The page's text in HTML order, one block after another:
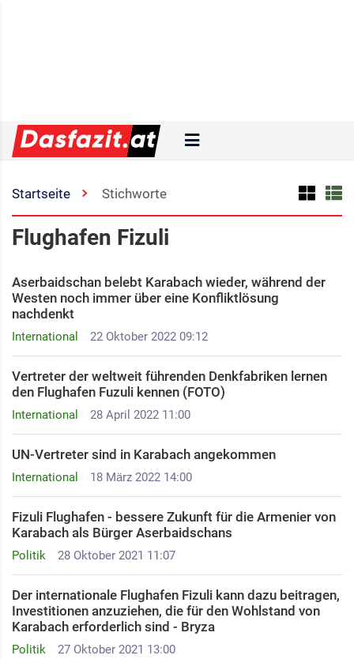
Startseite Stichworte
Flughafen Fizuli
International 22 Oktober 2022 09:12
Aserbaidschan belebt Karabach wieder, während der
Westen noch immer über eine Konfliktlösung
nachdenkt
International 28 April 2022 11:00
Vertreter der weltweit führenden Denkfabriken lernen
den Flughafen Fuzuli kennen (FOTO)
International 18 März 2022 14:00
UN-Vertreter sind in Karabach angekommen
Politik 28 Oktober 2021 11:07
Fizuli Flughafen - bessere Zukunft für die Armenier von
Karabach als Bürger Aserbaidschans
Politik 27 Oktober 2021 13:00
Der internationale Flughafen Fizuli kann dazu beitragen,
Investitionen anzuziehen, die für den Wohlstand von
Karabach erforderlich sind - Bryza